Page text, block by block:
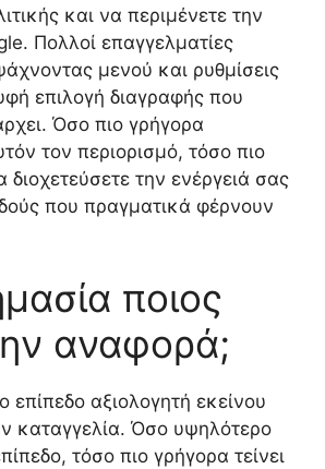
και να περιμένετε την
Πολλοί επαγγελματίες
μενού και ρυθμίσεις
επιλογή διαγραφής που
Όσο πιο γρήγορα
τον περιορισμό, τόσο πιο
την ενέργειά σας
που πραγματικά φέρνουν
ποιος
αναφορά;
επίπεδο αξιολογητή εκείνου
καταγγελία. Όσο υψηλότερο
τόσο πιο γρήγορα τείνει